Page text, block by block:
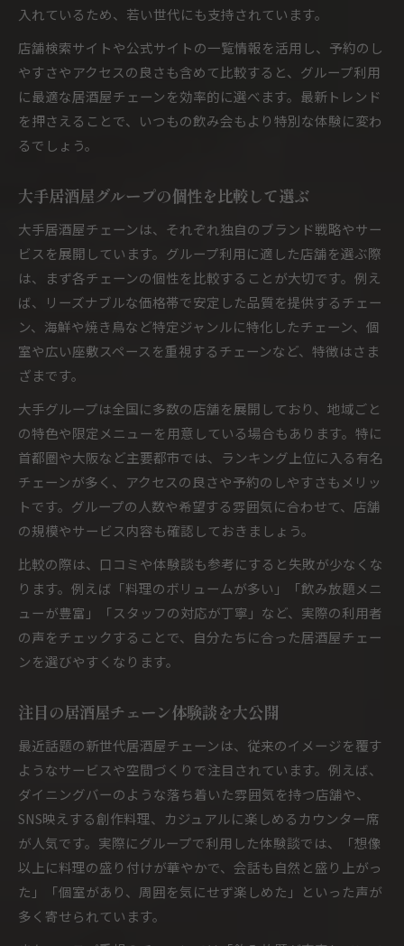
入れているため、若い世代にも支持されています。
店舗検索サイトや公式サイトの一覧情報を活用し、予約のし
やすさやアクセスの良さも含めて比較すると、グループ利用
に最適な居酒屋チェーンを効率的に選べます。最新トレンド
を押さえることで、いつもの飲み会もより特別な体験に変わ
るでしょう。
大手居酒屋グループの個性を比較して選ぶ
大手居酒屋チェーンは、それぞれ独自のブランド戦略やサー
ビスを展開しています。グループ利用に適した店舗を選ぶ際
は、まず各チェーンの個性を比較することが大切です。例え
ば、リーズナブルな価格帯で安定した品質を提供するチェー
ン、海鮮や焼き鳥など特定ジャンルに特化したチェーン、個
室や広い座敷スペースを重視するチェーンなど、特徴はさま
ざまです。
大手グループは全国に多数の店舗を展開しており、地域ごと
の特色や限定メニューを用意している場合もあります。特に
首都圏や大阪など主要都市では、ランキング上位に入る有名
チェーンが多く、アクセスの良さや予約のしやすさもメリッ
トです。グループの人数や希望する雰囲気に合わせて、店舗
の規模やサービス内容も確認しておきましょう。
比較の際は、口コミや体験談も参考にすると失敗が少なくな
ります。例えば「料理のボリュームが多い」「飲み放題メニ
ューが豊富」「スタッフの対応が丁寧」など、実際の利用者
の声をチェックすることで、自分たちに合った居酒屋チェー
ンを選びやすくなります。
注目の居酒屋チェーン体験談を大公開
最近話題の新世代居酒屋チェーンは、従来のイメージを覆す
ようなサービスや空間づくりで注目されています。例えば、
ダイニングバーのような落ち着いた雰囲気を持つ店舗や、
SNS映えする創作料理、カジュアルに楽しめるカウンター席
が人気です。実際にグループで利用した体験談では、「想像
以上に料理の盛り付けが華やかで、会話も自然と盛り上がっ
た」「個室があり、周囲を気にせず楽しめた」といった声が
多く寄せられています。